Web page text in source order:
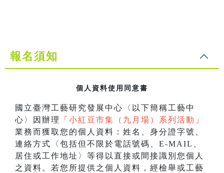
報名須知
個人資料使用同意書
國立臺灣工藝研究發展中心〈以下簡稱工藝中
心〉因辦理
「 小紅豆市集（九月場）系列活動 」
業務而獲取您的個人資料：姓名、身分證字號、
連絡方式〈包括但不限於電話號碼、E-MAIL、
居住或工作地址〉等得以直接或間接識別您個人
之資料。若您所提供之個人資料，經檢舉或工藝